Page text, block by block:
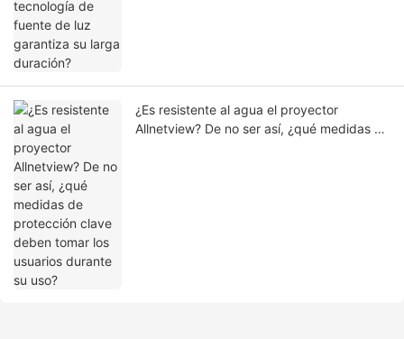
¿Es resistente al agua el proyector
Allnetview? De no ser así, ¿qué medidas de